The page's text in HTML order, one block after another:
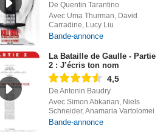
De Quentin Tarantino
Avec Uma Thurman, David
Carradine, Lucy Liu
Bande-annonce
La Bataille de Gaulle - Partie
2 : J’écris ton nom
4,5
De Antonin Baudry
Avec Simon Abkarian, Niels
Schneider, Anamaria Vartolomei
Bande-annonce